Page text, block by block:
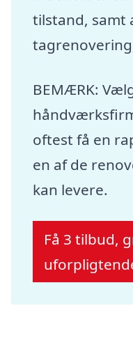
tilstand, samt
BEMÆRK:
oftest få en
en af de
kan levere.
Få 3 tilbud,